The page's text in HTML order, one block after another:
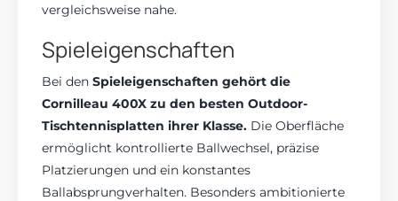
vergleichsweise nahe.
Spieleigenschaften
Bei denSpieleigenschaften gehört die
Cornilleau 400X zu den besten Outdoor-
Tischtennisplatten ihrer Klasse. Die Oberfläche
ermöglicht kontrollierte Ballwechsel, präzise
Platzierungen und ein konstantes
Ballabsprungverhalten. Besonders ambitionierte